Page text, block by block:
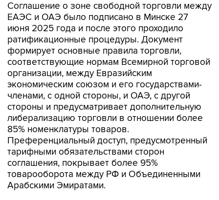
Соглашение о зоне свободной торговли между
ЕАЭС и ОАЭ было подписано в Минске 27
июня 2025 года и после этого проходило
ратификационные процедуры. Документ
формирует основные правила торговли,
соответствующие нормам Всемирной торговой
организации, между Евразийским
экономическим союзом и его государствами-
членами, с одной стороны, и ОАЭ, с другой
стороны и предусматривает дополнительную
либерализацию торговли в отношении более
85% номенклатуры товаров.
Преференциальный доступ, предусмотренный
тарифными обязательствами сторон
соглашения, покрывает более 95%
товарооборота между РФ и Объединенными
Арабскими Эмиратами.